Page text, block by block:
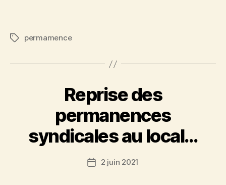
Étiquettes
permamence
Reprise des
permanences
syndicales au local…
Date2 juin 2021